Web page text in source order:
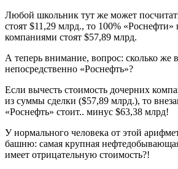
Любой школьник тут же может
стоят $11,29 млрд., то 100% «Роснефти»
компаниями стоят $57,89 млрд.
А теперь внимание, вопрос: сколько же
непосредственно «Роснефть»?
Если вычесть стоимость дочерних
из суммы сделки ($57,89 млрд.), то
«Роснефть» стоит.. минус $63,38 млрд!
У нормального человека от этой
башню: самая крупная
имеет отрицательную стоимость?!